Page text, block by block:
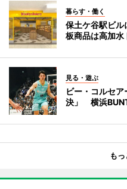
暮らす・働く
保土ケ谷駅ビ
板商品は高加水
見る・遊ぶ
ビー・コルセ
決」 横浜
も